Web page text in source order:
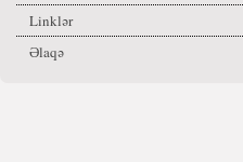
Linklər
Əlaqə